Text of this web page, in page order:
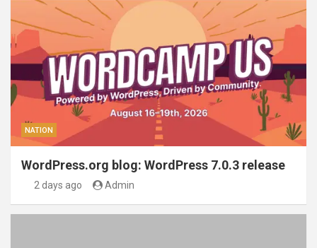
NATION
WordPress.org blog: WordPress 7.0.3 release
2 days ago Admin